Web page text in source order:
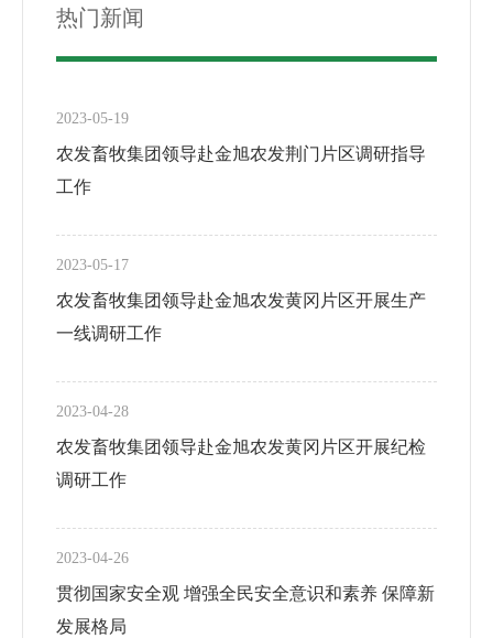
热门新闻
2023-05-19
农发畜牧集团领导赴金旭农发荆门片区调研指导
工作
2023-05-17
农发畜牧集团领导赴金旭农发黄冈片区开展生产
一线调研工作
2023-04-28
农发畜牧集团领导赴金旭农发黄冈片区开展纪检
调研工作
2023-04-26
贯彻国家安全观 增强全民安全意识和素养 保障新
发展格局